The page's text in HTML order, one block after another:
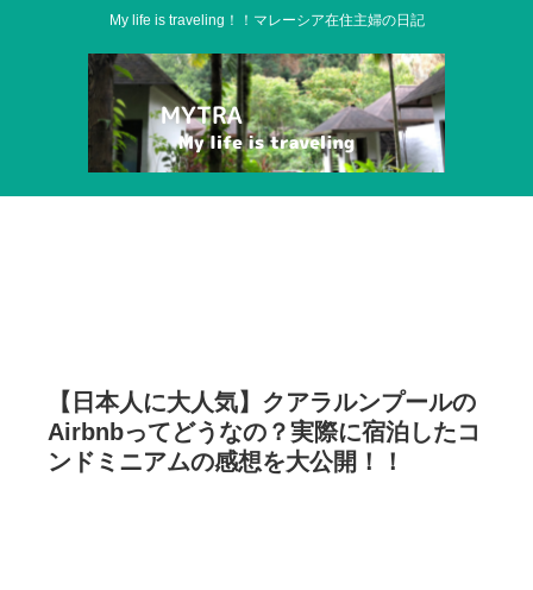
My life is traveling！！マレーシア在住主婦の日記
【日本人に大人気】クアラルンプールの
Airbnbってどうなの？実際に宿泊したコ
ンドミニアムの感想を大公開！！